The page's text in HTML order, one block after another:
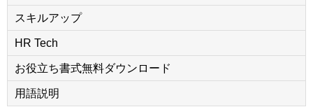
スキルアップ
HR Tech
お役立ち書式無料ダウンロード
用語説明